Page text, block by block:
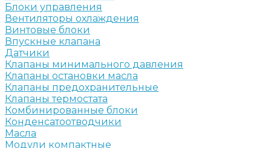
Блоки управления
Вентиляторы охлаждения
Винтовые блоки
Впускные клапана
Датчики
Клапаны минимального давления
Клапаны остановки масла
Клапаны предохранительные
Клапаны термостата
Комбинированные блоки
Конденсатоотводчики
Масла
Модули компактные